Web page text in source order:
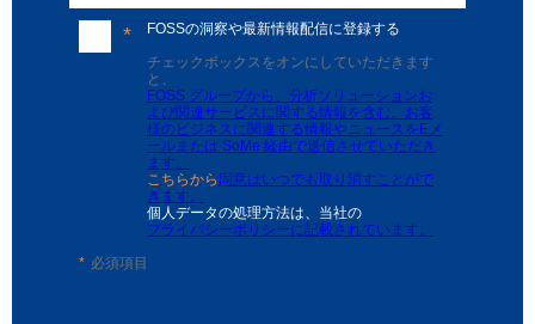
FOSSの洞察や最新情報配信に登録する
チェックボックスをオンにしていただきます
と、
FOSS グループから、分析ソリューションお
よび関連サービスに関する情報を含む、お客
様のビジネスに関連する情報やニュースをEメ
ールまたは SoMe 経由で送信させていただき
ます。
こちらから 同意はいつでも取り消すことがで
きます。
個人データの処理方法は、当社の
プライバシーポリシーに記載されています。
必須項目